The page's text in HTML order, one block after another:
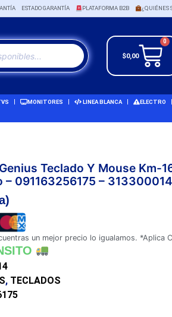
ESTADO GARANTÍA PLATAFORMA B2B ¿QUIÉNES
$0,00
0
MONITORES LINEA BLANCA ELECTRO
Teclado Y Mouse Km-
091163256175 –
un mejor precio lo igualamos. *Aplica
, TECLADOS